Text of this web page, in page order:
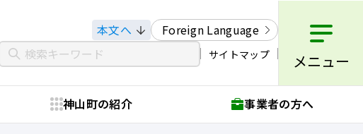
本文へ Foreign Language
サイトマップ メニュー
神山町の紹介 事業者の方へ